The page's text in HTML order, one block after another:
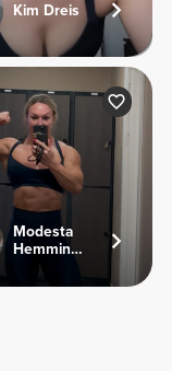
Kim Dreis
Modesta
Hemmingsen